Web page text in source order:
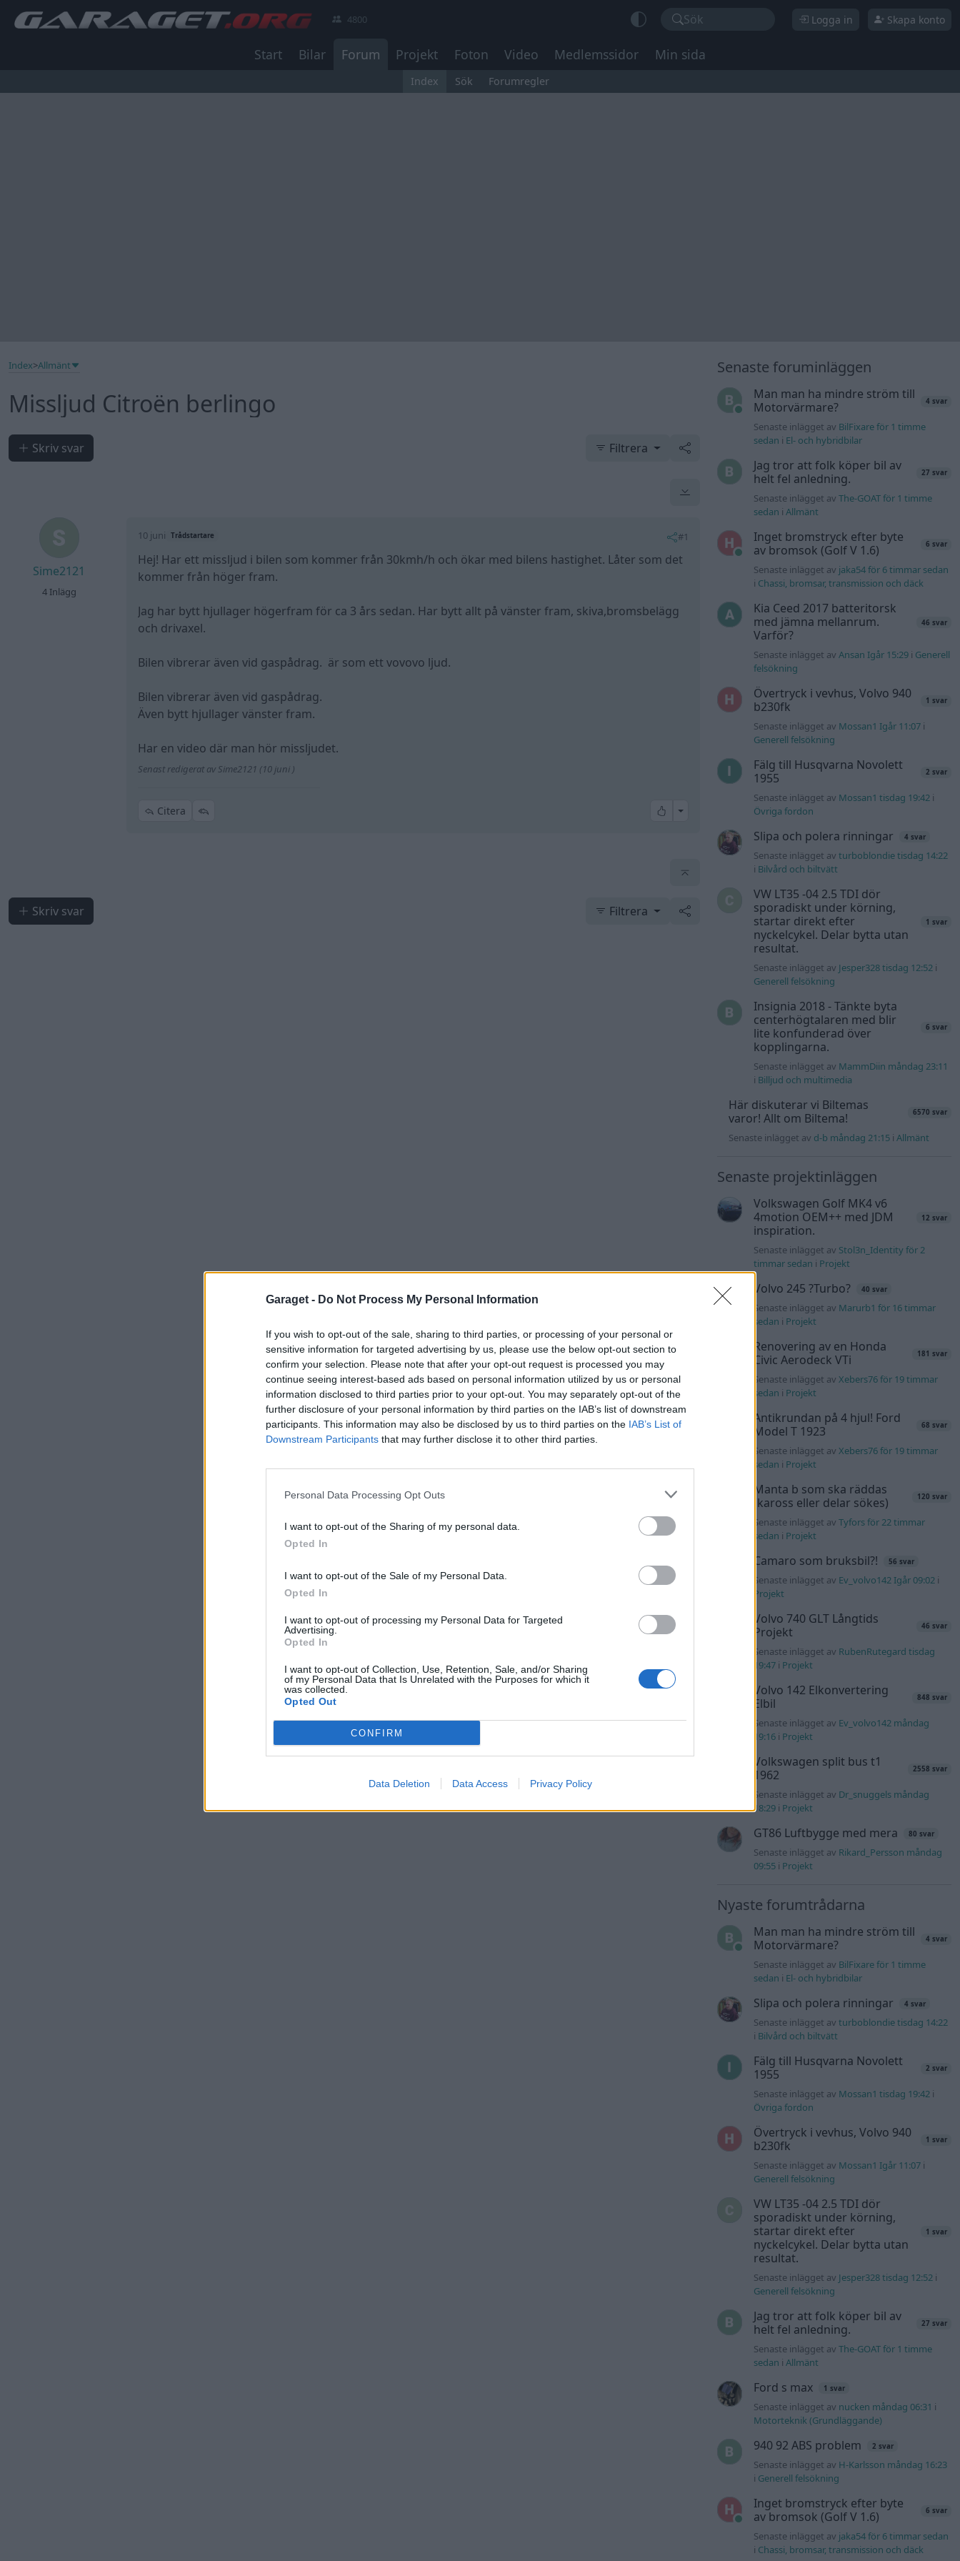
Garaget - Do Not Process My Personal Information
If you wish to opt-out of the sale, sharing to third parties, or processing of your personal or
sensitive information for targeted advertising by us, please use the below opt-out section to
confirm your selection. Please note that after your opt-out request is processed you may
continue seeing interest-based ads based on personal information utilized by us or personal
information disclosed to third parties prior to your opt-out. You may separately opt-out of the
further disclosure of your personal information by third parties on the IAB’s list of downstream
participants. This information may also be disclosed by us to third parties on the IAB’s List of
Downstream Participants that may further disclose it to other third parties.
Personal Data Processing Opt Outs
I want to opt-out of the Sharing of my personal data.
Opted In
I want to opt-out of the Sale of my Personal Data.
Opted In
I want to opt-out of processing my Personal Data for Targeted
Advertising.
Opted In
I want to opt-out of Collection, Use, Retention, Sale, and/or Sharing
of my Personal Data that Is Unrelated with the Purposes for which it
was collected.
Opted Out
CONFIRM
Data Deletion Data Access Privacy Policy
4800 Sök Logga in Skapa konto
Start Bilar Forum Projekt Foton Video Medlemssidor Min sida
Index Sök Forumregler
Index>Allmänt
Missljud Citroën berlingo
Skriv svar Filtrera
Sime2121
4 Inlägg
10 juni Trådstartare #1
Hej! Har ett missljud i bilen som kommer från 30kmh/h och ökar med bilens hastighet. Låter som det
kommer från höger fram.
Jag har bytt hjullager högerfram för ca 3 års sedan. Har bytt allt på vänster fram, skiva,bromsbelägg
och drivaxel.
Bilen vibrerar även vid gaspådrag. är som ett vovovo ljud.
Bilen vibrerar även vid gaspådrag.
Även bytt hjullager vänster fram.
Har en video där man hör missljudet.
Senast redigerat av Sime2121 (10 juni )
Citera All reactions
Skriv svar Filtrera
Senaste foruminläggen
Man man ha mindre ström till
Motorvärmare?
4 svar
Senaste inlägget av BilFixare för 1 timme
sedan i El- och hybridbilar
Jag tror att folk köper bil av
helt fel anledning.
27 svar
Senaste inlägget avThe-GOAT för 1 timme
sedan iAllmänt
Inget bromstryck efter byte
av bromsok (Golf V 1.6)
6 svar
Senaste inlägget av jaka54 för 6 timmar sedan
i Chassi, bromsar, transmission och däck
Kia Ceed 2017 batteritorsk
med jämna mellanrum.
Varför?
46 svar
Senaste inlägget avAnsan Igår 15:29 i Generell
felsökning
Övertryck i vevhus, Volvo 940
b230fk
1 svar
Senaste inlägget av Mossan1 Igår 11:07 i
Generell felsökning
Fälg till Husqvarna Novolett
1955
2 svar
Senaste inlägget av Mossan1 tisdag 19:42 i
Övriga fordon
Slipa och polera rinningar 4 svar
Senaste inlägget avturboblondie tisdag 14:22
i Bilvård och biltvätt
VW LT35 -04 2.5 TDI dör
sporadiskt under körning,
startar direkt efter
nyckelcykel. Delar bytta utan
resultat.
1 svar
Senaste inlägget av Jesper328 tisdag 12:52 i
Generell felsökning
Insignia 2018 - Tänkte byta
centerhögtalaren med blir
lite konfunderad över
kopplingarna.
6 svar
Senaste inlägget av MammDiin måndag 23:11
i Billjud och multimedia
Här diskuterar vi Biltemas
varor! Allt om Biltema!
6570 svar
Senaste inlägget av d-b måndag 21:15 i Allmänt
Senaste projektinläggen
Volkswagen Golf MK4 v6
4motion OEM++ med JDM
inspiration.
12 svar
Senaste inlägget av Stol3n_Identity för 2
timmar sedan i Projekt
Volvo 245 ?Turbo? 40 svar
Senaste inlägget av Marurb1 för 16 timmar
sedan i Projekt
Renovering av en Honda
Civic Aerodeck VTi
181 svar
Senaste inlägget avXebers76 för 19 timmar
sedan i Projekt
Antikrundan på 4 hjul! Ford
Model T 1923
68 svar
Senaste inlägget avXebers76 för 19 timmar
sedan i Projekt
Manta b som ska räddas
(kaross eller delar sökes)
120 svar
Senaste inlägget avTyfors för 22 timmar
sedan i Projekt
Camaro som bruksbil?! 56 svar
Senaste inlägget av Ev_volvo142 Igår 09:02 i
Projekt
Volvo 740 GLT Långtids
Projekt
46 svar
Senaste inlägget av RubenRutegard tisdag
19:47 i Projekt
Volvo 142 Elkonvertering
Elbil
848 svar
Senaste inlägget av Ev_volvo142 måndag
19:16 i Projekt
Volkswagen split bus t1
1962
2558 svar
Senaste inlägget av Dr_snuggels måndag
18:29 i Projekt
GT86 Luftbygge med mera 80 svar
Senaste inlägget av Rikard_Persson måndag
09:55 i Projekt
Nyaste forumtrådarna
Man man ha mindre ström till
Motorvärmare?
4 svar
Senaste inlägget av BilFixare för 1 timme
sedan i El- och hybridbilar
Slipa och polera rinningar 4 svar
Senaste inlägget avturboblondie tisdag 14:22
i Bilvård och biltvätt
Fälg till Husqvarna Novolett
1955
2 svar
Senaste inlägget av Mossan1 tisdag 19:42 i
Övriga fordon
Övertryck i vevhus, Volvo 940
b230fk
1 svar
Senaste inlägget av Mossan1 Igår 11:07 i
Generell felsökning
VW LT35 -04 2.5 TDI dör
sporadiskt under körning,
startar direkt efter
nyckelcykel. Delar bytta utan
resultat.
1 svar
Senaste inlägget av Jesper328 tisdag 12:52 i
Generell felsökning
Jag tror att folk köper bil av
helt fel anledning.
27 svar
Senaste inlägget avThe-GOAT för 1 timme
sedan iAllmänt
Ford s max 1 svar
Senaste inlägget av nucken måndag 06:31 i
Motorteknik (Grundläggande)
940 92 ABS problem 2 svar
Senaste inlägget av H-Karlsson måndag 16:23
i Generell felsökning
Inget bromstryck efter byte
av bromsok (Golf V 1.6)
6 svar
Senaste inlägget av jaka54 för 6 timmar sedan
i Chassi, bromsar, transmission och däck